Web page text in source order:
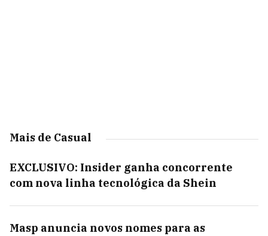
Mais de Casual
EXCLUSIVO: Insider ganha concorrente
com nova linha tecnológica da Shein
Masp anuncia novos nomes para as